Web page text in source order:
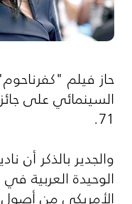
حاز فيلم
السينمائي على
71.
والجدير بالذكر أن
الوحيدة العربية
الأمريكي من